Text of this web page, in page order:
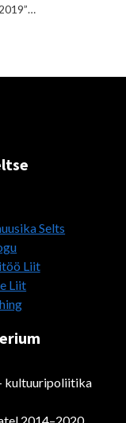
Selts
Liit
Liit
kultuuripoliitika